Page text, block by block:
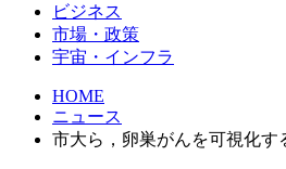
ビジネス
市場・政策
宇宙・インフラ
HOME
ニュース
市大ら，卵巣がんを可視化す